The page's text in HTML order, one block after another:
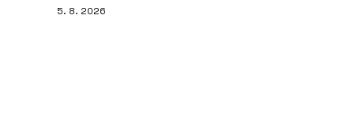
5. 8. 2026